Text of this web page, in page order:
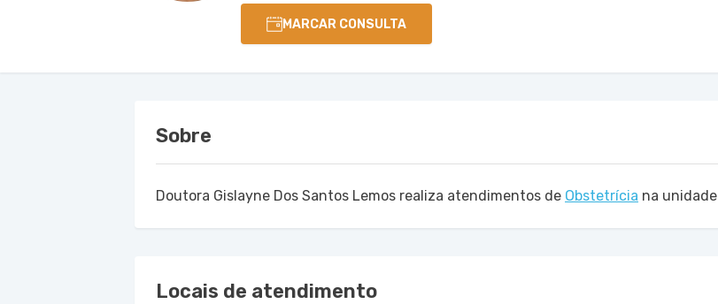
MARCAR CONSULTA
Sobre
Doutora Gislayne Dos Santos Lemos realiza atendimentos de Obstetrícia na unidade
Locais de atendimento